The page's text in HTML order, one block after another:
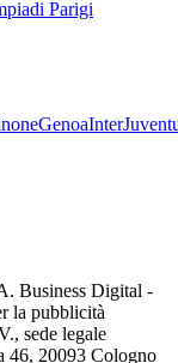
Parigi
GenoaInter
Business Digital -
la pubblicità
sede legale
46, 20093 Cologno